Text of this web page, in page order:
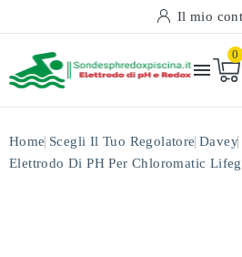
Il mio

0
Home Scegli Il Tuo Regolatore Davey
Elettrodo Di PH Per Chloromatic